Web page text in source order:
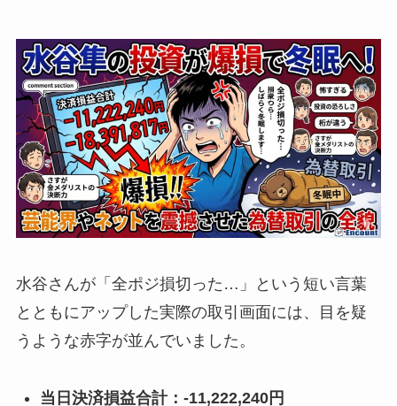
水谷さんが「全ポジ損切った…」という短い言葉
とともにアップした実際の取引画面には、目を疑
うような赤字が並んでいました。
当日決済損益合計：-11,222,240円